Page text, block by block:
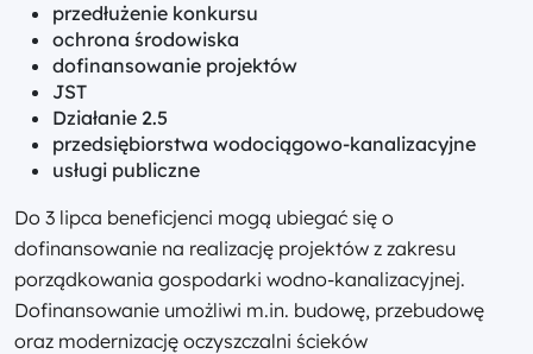
przedłużenie konkursu
ochrona środowiska
dofinansowanie projektów
JST
Działanie 2.5
przedsiębiorstwa wodociągowo-kanalizacyjne
usługi publiczne
Do 3 lipca beneficjenci mogą ubiegać się o
dofinansowanie na realizację projektów z zakresu
porządkowania gospodarki wodno-kanalizacyjnej.
Dofinansowanie umożliwi m.in. budowę, przebudowę
oraz modernizację oczyszczalni ścieków